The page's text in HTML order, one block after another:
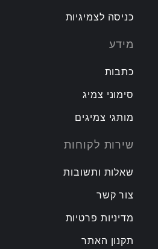
כניסה לצמיגיות
מידע
כתבות
סימוני צמיג
מותגי צמיגים
שירות לקוחות
שאלות ותשובות
צור קשר
מדיניות פרטיות
תקנון האתר